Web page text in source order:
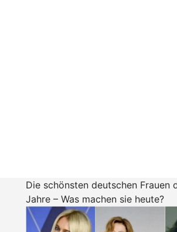
Die schönsten deutschen Frauen
Jahre – Was machen sie heute?